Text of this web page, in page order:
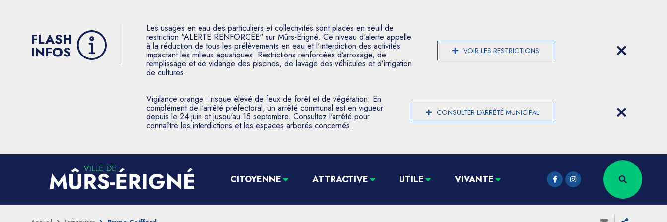
FLASH
INFOS
Les usages en eau des particuliers et collectivités sont placés en seuil de
restriction "ALERTE RENFORCÉE" sur Mûrs-Érigné. Ce niveau d'alerte appelle
à la réduction de tous les prélèvements en eau et l'interdiction des activités
impactant les milieux aquatiques. Restrictions renforcées d’arrosage, de
remplissage et de vidange des piscines, de lavage des véhicules et d’irrigation
de cultures.
VOIR LES RESTRICTIONS
Vigilance orange : risque élevé de feux de forêt et de végétation. En
complément de l'arrêté préfectoral, un arrêté communal est en vigueur
depuis le 24 juin et jusqu'au 15 septembre. Consultez l'arrêté pour
connaître les interdictions et les espaces arborés concernés.
CONSULTER L'ARRÊTÉ MUNICIPAL
CITOYENNE ATTRACTIVE UTILE VIVANTE